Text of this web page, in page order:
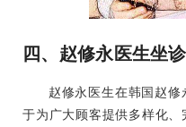
四、赵修永医生坐
赵修永医生在韩国赵
于为广大顾客提供多样化